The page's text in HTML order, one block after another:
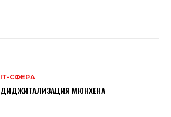
ІТ-СФЕРА
ДИДЖИТАЛИЗАЦИЯ МЮНХЕНА